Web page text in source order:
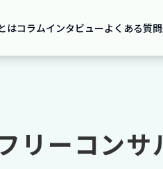
はコラムインタビューよくある質問
リーコン